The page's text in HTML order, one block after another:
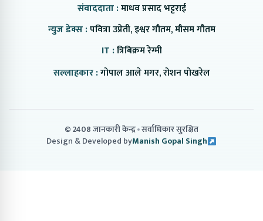
संवाददाता :माधव प्रसाद भट्टराई
न्युज डेक्स :पवित्रा उप्रेती, इश्वर गौतम, मौसम गौतम
IT :त्रिबिक्रम रेग्मी
सल्लाहकार :गोपाल आले मगर, रोशन पोखरेल
© 2408 जानकारी केन्द्र सर्वाधिकार सुरक्षित
Design & Developed byManish Gopal Singh